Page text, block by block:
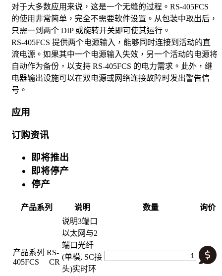
对于大多数应用来说，这是一个无缝的过程。RS-405FCS
的使用非常简单，完全不需要软件设置。从包装中取出后，
只需一到两个 DIP 或旋转开关即可使其运行。
RS-405FCS 提供两个电源输入，能够同时连接到活动的直
流电源。如果其中一个电源输入失效，另一个活动的电源将
自动作为备份，以支持 RS-405FCS 的电力需求。此外，继
电器输出设施可以在双电源或网络连接故障时发出警告信
号。
应用
订购资讯
即将推出
即将停产
停产
产品系列 说明 数量 询价
产品系列 RS-
405FCS CR
说明3端口
以太网与2
端口光纤
(单模, SC接
头)实时环